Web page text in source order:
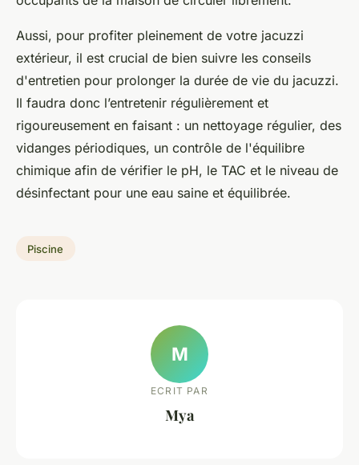
Aussi, pour profiter pleinement de votre jacuzzi
extérieur, il est crucial de bien suivre les conseils
d'entretien pour prolonger la durée de vie du jacuzzi.
Il faudra donc l’entretenir régulièrement et
rigoureusement en faisant : un nettoyage régulier, des
vidanges périodiques, un contrôle de l'équilibre
chimique afin de vérifier le pH, le TAC et le niveau de
désinfectant pour une eau saine et équilibrée.
Piscine
M
ECRIT PAR
Mya